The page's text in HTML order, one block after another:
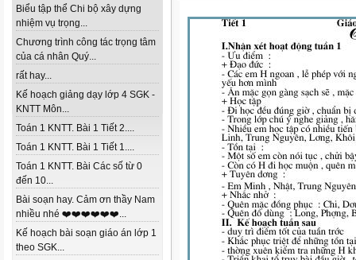
Biểu tập thể Chi bộ xây dựng
nhiệm vụ trọng...
Chương trình công tác trọng tâm
của cá nhân Quý...
rất hay...
Kế hoạch giảng dạy lớp 4 SGK -
KNTT Môn...
Toán 1 KNTT. Bài 1 Tiết 2....
Toán 1 KNTT. Bài 1 Tiết 1....
Toán 1 KNTT. Bài Các số từ 0
đến 10...
Bài soạn hay. Cảm ơn thầy Nam
nhiều nhé ❤️❤️❤️❤️❤️❤️...
Kế hoạch bài soạn giáo án lớp 1
theo SGK...